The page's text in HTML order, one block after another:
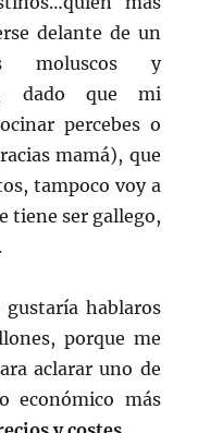
delante de un
moluscos y
dado que mi
percebes o
mamá), que
tampoco voy a
tiene ser gallego,
hablaros
porque me
aclarar uno de
económico más